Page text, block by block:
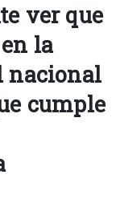
ver que
la
nacional
cumple